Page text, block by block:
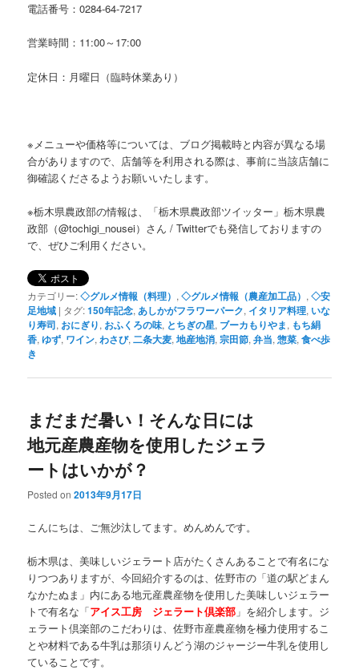
電話番号：0284-64-7217
営業時間：11:00～17:00
定休日：月曜日（臨時休業あり）
※メニューや価格等については、ブログ掲載時と内容が異なる場
合がありますので、店舗等を利用される際は、事前に当該店舗に
御確認くださるようお願いいたします。
※栃木県農政部の情報は、「栃木県農政部ツイッター」栃木県農
政部（@tochigi_nousei）さん / Twitterでも発信しておりますの
で、ぜひご利用ください。
カテゴリー:◇グルメ情報（料理） ,◇グルメ情報（農産加工品） ,◇安
足地域 | タグ:150年記念, あしかがフラワーパーク, イタリア料理, いな
り寿司, おにぎり, おふくろの味, とちぎの星, ブーカもりやま, もち絹
香,ゆず, ワイン, わさび,二条大麦,地産地消,宗田節,弁当,惣菜,食べ歩
き
まだまだ暑い！そんな日には
地元産農産物を使用したジェラ
ートはいかが？
Posted on2013年9月17日
こんにちは、ご無沙汰してます。めんめんです。
栃木県は、美味しいジェラート店がたくさんあることで有名にな
りつつありますが、今回紹介するのは、佐野市の「道の駅どまん
なかたぬま」内にある地元産農産物を使用した美味しいジェラー
トで有名な「アイス工房 ジェラート倶楽部 」を紹介します。ジ
ェラート倶楽部のこだわりは、佐野市産農産物を極力使用するこ
とや材料である牛乳は那須りんどう湖のジャージー牛乳を使用し
ていることです。